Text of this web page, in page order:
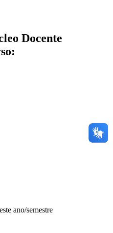
Docente
ano/semestre